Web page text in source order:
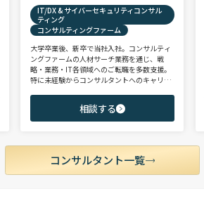
IT/DX & サイバーセキュリティコンサル
ティング
コンサルティングファーム
大学卒業後、新卒で当社入社。コンサルティ
ングファームの人材サーチ業務を通じ、戦
略・業務・IT各領域へのご転職を多数支援。
特に未経験からコンサルタントへのキャリア
ご志向と市場動向を踏まえ最適なキャリアを
ご提案させていただきます。
相談する
コンサルタント一覧